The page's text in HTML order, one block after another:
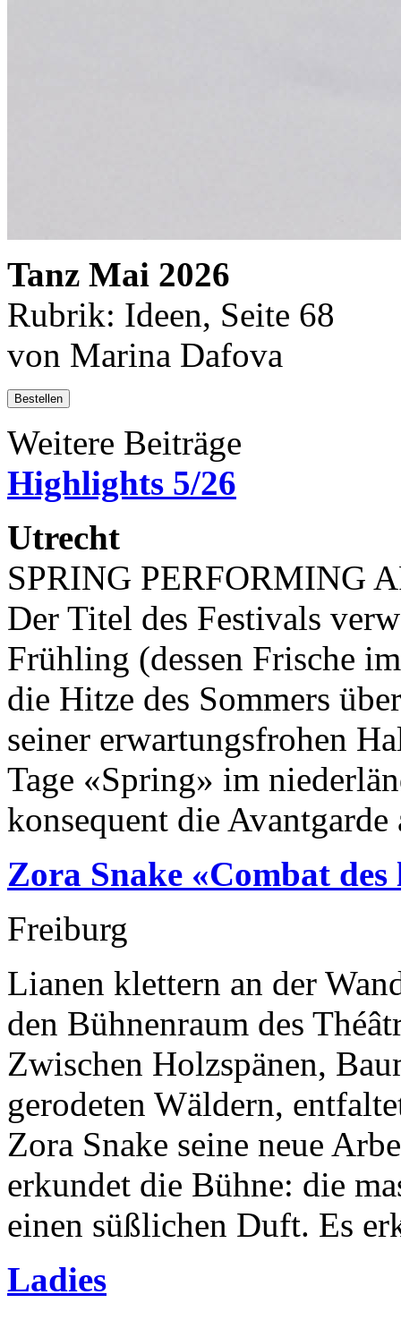
Tanz Mai 2026
Rubrik: Ideen, Seite 68
von Marina Dafova
Bestellen
Weitere Beiträge
Highlights 5/26
Utrecht
SPRING PERFORMING
Der Titel des Festivals
Frühling (dessen Frische
die Hitze des Sommers
seiner erwartungsfrohen
Tage «Spring» im
konsequent die
Zora Snake «Combat des
Freiburg
Lianen klettern an der
den Bühnenraum des
Zwischen Holzspänen,
gerodeten Wäldern,
Zora Snake seine neue
erkundet die Bühne: die
einen süßlichen Duft. Es
Ladies